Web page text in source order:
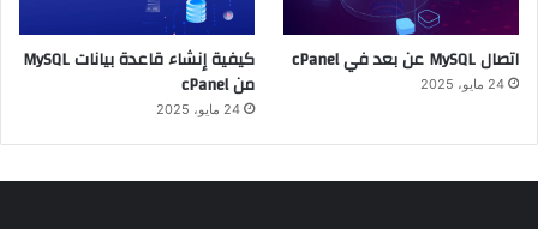
اتصال MySQL عن بعد في cPanel
24 مايو، 2025
كيفية إنشاء قاعدة بيانات MySQL
من cPanel
24 مايو، 2025